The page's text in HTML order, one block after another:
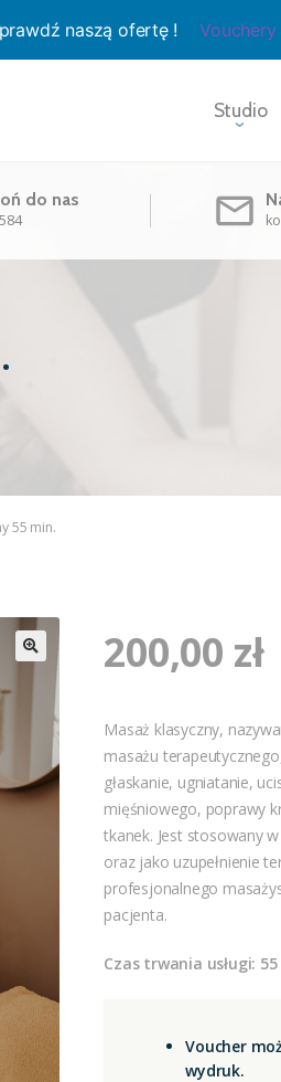
naszą ofertę ! Vouchery
Studio
do nas
55 min.
200,00 zł
Masaż klasyczny,
masażu
głaskanie, ugniatanie,
mięśniowego, poprawy
tkanek. Jest stosowany
oraz jako uzupełnienie
profesjonalnego
pacjenta.
Czas trwania usługi:
Voucher
wydruk.